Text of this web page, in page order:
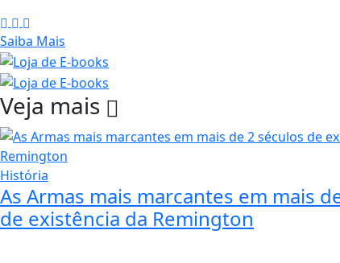
Saiba Mais
Veja mais
História
As Armas mais marcantes em mais
de existência da Remington